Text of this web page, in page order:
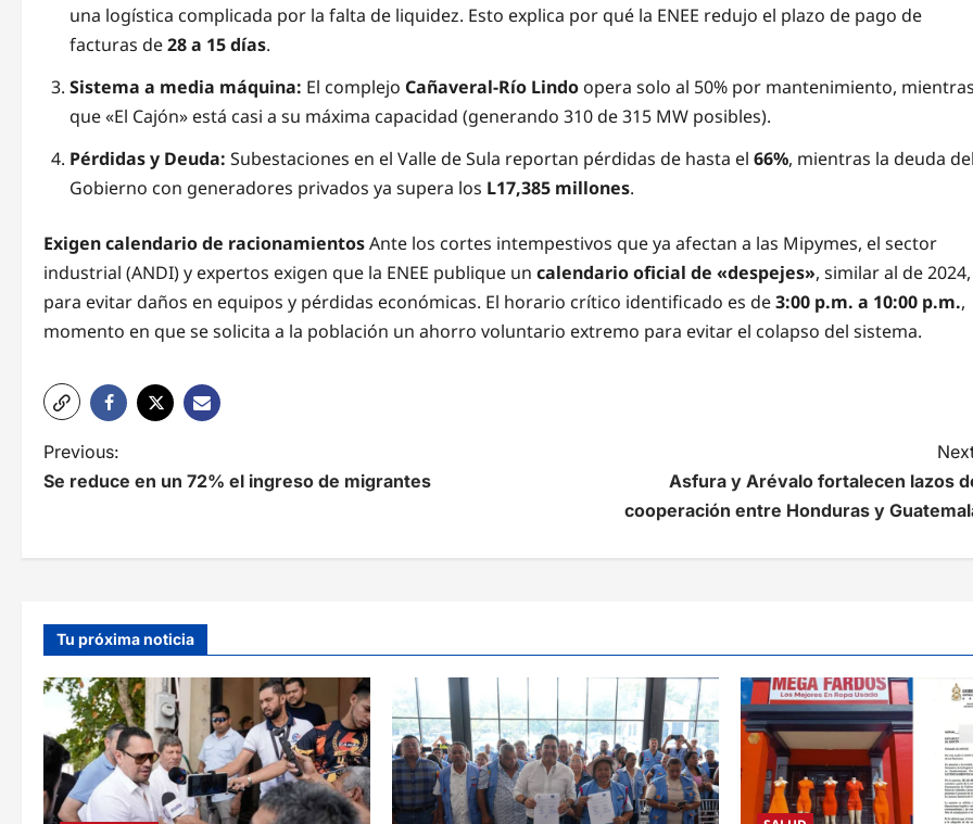
una logística complicada por la falta de liquidez. Esto explica por qué la ENEE redujo el plazo de pago de
facturas de28 a 15 días.
Sistema a media máquina: El complejo Cañaveral-Río Lindo opera solo al 50% por mantenimiento,
que «El Cajón» está casi a su máxima capacidad (generando 310 de 315 MW posibles).
Pérdidas y Deuda: Subestaciones en el Valle de Sula reportan pérdidas de hasta el 66%, mientras la deuda
Gobierno con generadores privados ya supera los L17,385 millones.
Exigen calendario de racionamientosAnte los cortes intempestivos que ya afectan a las Mipymes, el sector
industrial (ANDI) y expertos exigen que la ENEE publique un calendario oficial de «despejes», similar al de 2024,
para evitar daños en equipos y pérdidas económicas. El horario crítico identificado es de3:00 p.m. a 10:00 p.m.,
momento en que se solicita a la población un ahorro voluntario extremo para evitar el colapso del sistema.
N
a
a
c
i
ó
n
Previous:
Se reduce en un 72% el ingreso de migrantes
Asfura y Arévalo fortalecen lazos
cooperación entre Honduras y
Tu próxima noticia